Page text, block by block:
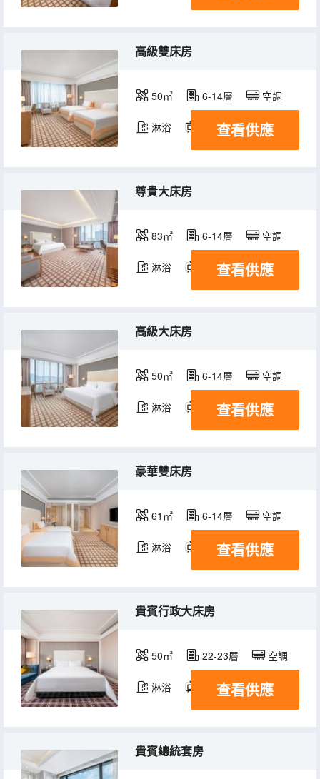
高級雙床房
50㎡ 6-14層 空調
淋浴 電視機 冰箱
查看供應
尊貴大床房
83㎡ 6-14層 空調
淋浴 電視機 冰箱
查看供應
高級大床房
50㎡ 6-14層 空調
淋浴 電視機 冰箱
查看供應
豪華雙床房
61㎡ 6-14層 空調
淋浴 電視機 冰箱
查看供應
貴賓行政大床房
50㎡ 22-23層 空調
淋浴 電視機 冰箱
查看供應
貴賓總統套房